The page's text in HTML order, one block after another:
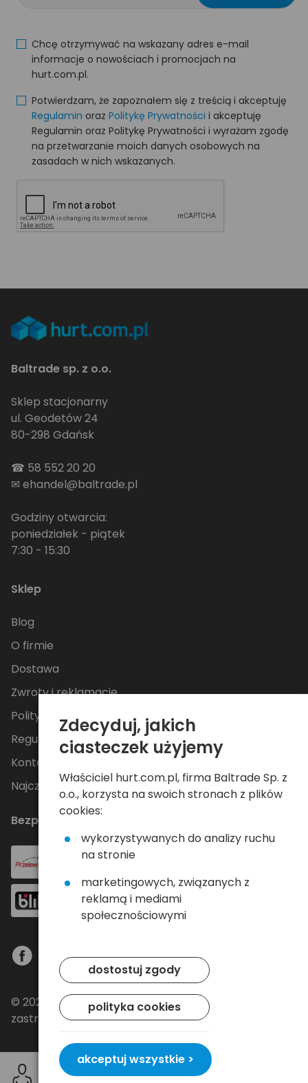
Chcę otrzymywać na wskazany adres e-mail
informacje o nowościach i promocjach na
hurt.com.pl.
Potwierdzam, że zapoznałem się z treścią i akceptuję
Regulamin oraz Politykę Prywatności i akceptuję
Regulamin oraz Politykę Prywatności i wyrażam zgodę
na przetwarzanie moich danych osobowych na
zasadach w nich wskazanych.
Baltrade sp. z o.o.
Sklep stacjonarny
ul. Geodetów 24
80-298 Gdańsk
☎ 58 552 20 20
✉ehandel@baltrade.pl
Godziny otwarcia:
poniedziałek - piątek
7:30 - 15:30
Sklep
Blog
O firmie
Dostawa
Zwroty i reklamacje
Polityka Prywatności
Regulamin
Kontakt
Najczęściej zadawane pytania
Bezpieczne płatności
© 2024 Baltrade sp. z o.o. - Wszelkie prawa
zastrzeżone.
Zdecyduj, jakich
ciasteczek użyjemy
Właściciel hurt.com.pl, firma Baltrade Sp. z
o.o., korzysta na swoich stronach z plików
cookies:
wykorzystywanych do analizy ruchu
na stronie
marketingowych, związanych z
reklamą i mediami
społecznościowymi
dostostuj zgody
polityka cookies
akceptuj wszystkie >